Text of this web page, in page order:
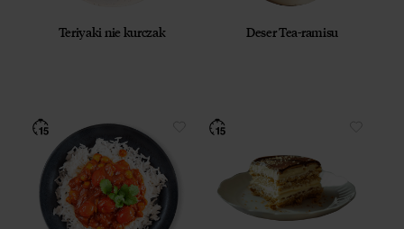
Teriyaki nie kurczak Deser Tea-ramisu